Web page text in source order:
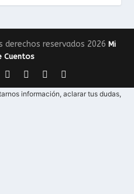
reservados 2026 Mi
Cuentos
información, aclarar tus dudas,